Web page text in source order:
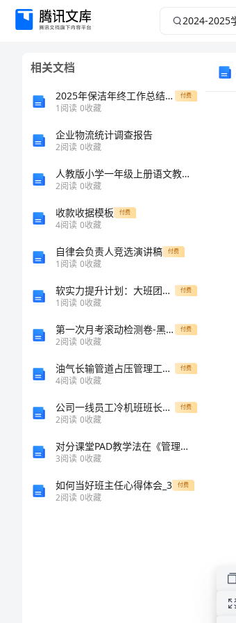
2024-
相关文档
2025年保洁年终工作总结标准范本 付费
1阅读 0收藏
企业物流统计调查报告
2阅读 0收藏
人教版小学一年级上册语文教案(共161页)
2阅读 0收藏
收款收据模板 付费
4阅读 0收藏
自律会负责人竞选演讲稿 付费
1阅读 0收藏
软实力提升计划：大班团队建设总结 付费
1阅读 0收藏
第一次月考滚动检测卷-黑龙江七台河勃利县数学七年级上册一元一次方程同步训练试卷 付费
2阅读 0收藏
油气长输管道占压管理工作(新编版) 付费
4阅读 0收藏
公司一线员工冷机班班长先进事迹材料 付费
2阅读 0收藏
对分课堂PAD教学法在《管理学》教学中的应用
3阅读 0收藏
如何当好班主任心得体会_3 付费
2阅读 0收藏